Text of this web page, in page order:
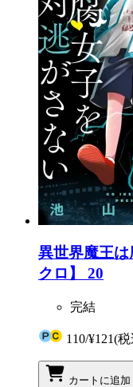
異世界魔王
クロ】 20
完結
110/¥121(税
カートに追加